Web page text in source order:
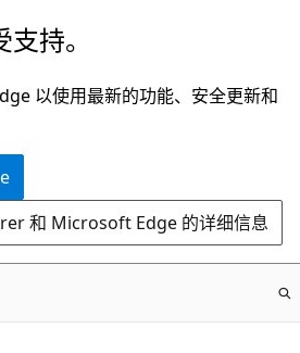
持。
以使用最新的功能、安全更新和
和 Microsoft Edge 的详细信息